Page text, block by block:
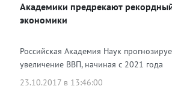
Одноклассники
Академики предрекают
экономики
Российская Академия Наук
увеличение ВВП, начиная с 2021 года
23.10.2017 в 13:46:00